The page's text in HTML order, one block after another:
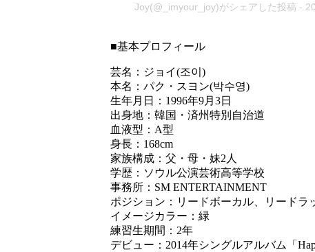
Joy(@_imyour_joy)がシェアした投稿 -
■基本プロフィール
芸名：ジョイ(조이)
本名：パク・スヨン(박수영)
生年月日：1996年9月3日
出身地：韓国・済州特別自治道
血液型：A型
身長：168cm
家族構成：父・母・妹2人
学歴：ソウル公演芸術高等学校
事務所：SM ENTERTAINMENT
ポジション：リードボーカル、リードラ
イメージカラー：緑
練習生期間：2年
デビュー：2014年シングルアルバム「